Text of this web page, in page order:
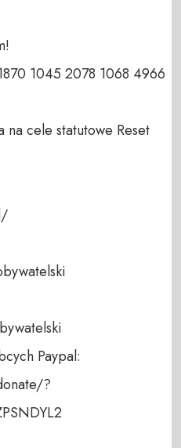
1045 2078 1068 4966
na cele statutowe Reset
Paypal:
?